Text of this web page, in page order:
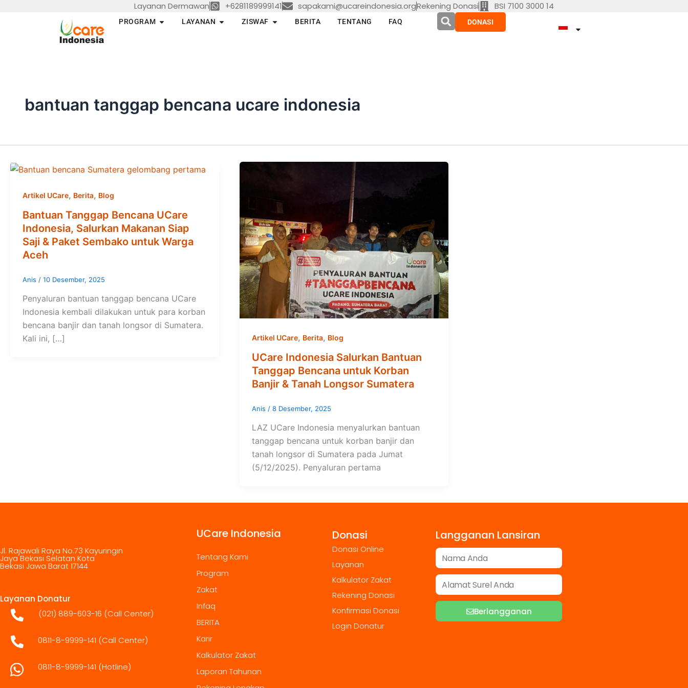
Layanan Dermawan +6281189999141 sapakami@ucareindonesia.orgRekening Donasi BSI 7100 3000 14
PROGRAM Open PROGRAM
LAYANAN Open LAYANAN
ZISWAF Open ZISWAF
BERITA TENTANG FAQ DONASI
bantuan tanggap bencana ucare indonesia
Artikel UCare, Berita, Blog
Bantuan Tanggap Bencana UCare
Indonesia, Salurkan Makanan Siap
Saji & Paket Sembako untuk Warga
Aceh
Anis / 10 Desember, 2025
Penyaluran bantuan tanggap bencana UCare
Indonesia kembali dilakukan untuk para korban
bencana banjir dan tanah longsor di Sumatera.
Kali ini, […]
Artikel UCare, Berita, Blog
UCare Indonesia Salurkan Bantuan
Tanggap Bencana untuk Korban
Banjir & Tanah Longsor Sumatera
Anis / 8 Desember, 2025
LAZ UCare Indonesia menyalurkan bantuan
tanggap bencana untuk korban banjir dan
tanah longsor di Sumatera pada Jumat
(5/12/2025). Penyaluran pertama
Jl. Rajawali Raya No.73 Kayuringin
Jaya Bekasi Selatan Kota
Bekasi Jawa Barat 17144
Layanan Donatur
(021) 889-603-16 (Call Center)
0811-8-9999-141 (Call Center)
0811-8-9999-141 (Hotline)
UCare Indonesia
Tentang Kami
Program
Zakat
Infaq
BERITA
Karir
Kalkulator Zakat
Laporan Tahunan
Donasi
Donasi Online
Layanan
Kalkulator Zakat
Rekening Donasi
Konfirmasi Donasi
Login Donatur
Langganan Lansiran
Berlangganan